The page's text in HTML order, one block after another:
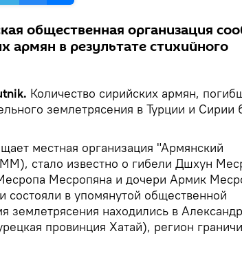
общественная организация
армян в результате стихийного
Количество сирийских армян,
землетрясения в Турции и Сирии
местная организация "Армянский
стало известно о гибели Дшхун
Месропяна и дочери Армик
в упомянутой общественной
землетрясения находились в
провинция Хатай), регион